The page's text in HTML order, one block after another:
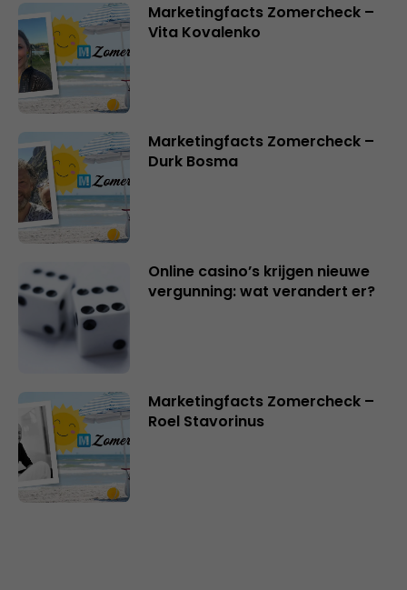
Marketingfacts Zomercheck –
Vita Kovalenko
Marketingfacts Zomercheck –
Durk Bosma
Online casino’s krijgen nieuwe
vergunning: wat verandert er?
Marketingfacts Zomercheck –
Roel Stavorinus